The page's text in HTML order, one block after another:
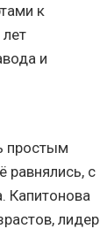
к
и
простым
равнялись, с
Капитонова
лидер